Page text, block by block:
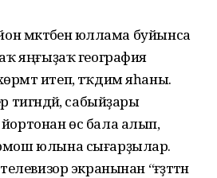
мәктәбенә юллама буйынса
яңғыҙаҡ география
итеп, тәҡдим яһаны.
тигәндәй, сабыйҙары
өс бала алып,
юлына сығарҙылар.
экранынан “ғәҙәттән